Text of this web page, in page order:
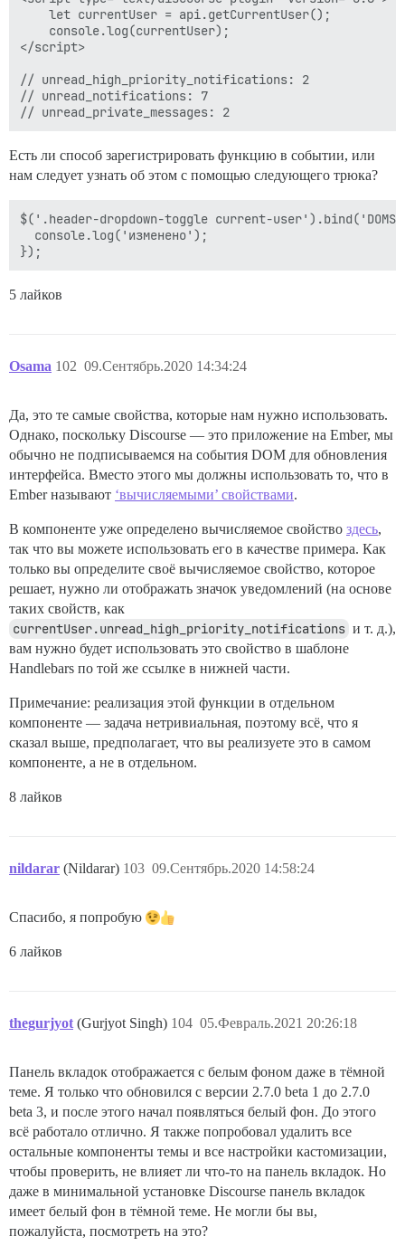
    let currentUser = api.getCurrentUser();
    console.log(currentUser);
</script>
// unread_high_priority_notifications: 2
// unread_notifications: 7
Есть ли способ зарегистрировать функцию в событии, или
нам следует узнать об этом с помощью следующего трюка?
$('.header-dropdown-toggle current-
  console.log('изменено');
5 лайков
Osama 09.Сентябрь.2020 14:34:24
102
Да, это те самые свойства, которые нам нужно использовать.
Однако, поскольку Discourse — это приложение на Ember, мы
обычно не подписываемся на события DOM для обновления
интерфейса. Вместо этого мы должны использовать то, что в
Ember называют ‘вычисляемыми’ свойствами.
В компоненте уже определено вычисляемое свойство здесь,
так что вы можете использовать его в качестве примера. Как
только вы определите своё вычисляемое свойство, которое
решает, нужно ли отображать значок уведомлений (на основе
таких свойств, как
currentUser.unread_high_priority_notifications и т. д.),
вам нужно будет использовать это свойство в шаблоне
Handlebars по той же ссылке в нижней части.
Примечание: реализация этой функции в отдельном
компоненте — задача нетривиальная, поэтому всё, что я
сказал выше, предполагает, что вы реализуете это в самом
компоненте, а не в отдельном.
8 лайков
nildarar (Nildarar) 09.Сентябрь.2020 14:58:24
103
Спасибо, я попробую
6 лайков
thegurjyot (Gurjyot Singh) 05.Февраль.2021 20:26:18
104
Панель вкладок отображается с белым фоном даже в тёмной
теме. Я только что обновился с версии 2.7.0 beta 1 до 2.7.0
beta 3, и после этого начал появляться белый фон. До этого
всё работало отлично. Я также попробовал удалить все
остальные компоненты темы и все настройки кастомизации,
чтобы проверить, не влияет ли что-то на панель вкладок. Но
даже в минимальной установке Discourse панель вкладок
имеет белый фон в тёмной теме. Не могли бы вы,
пожалуйста, посмотреть на это?